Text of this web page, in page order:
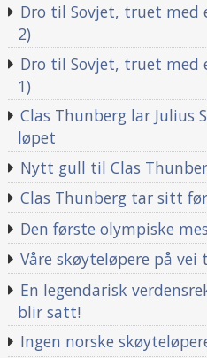
Dro til Sovjet, truet med
2)
Dro til Sovjet, truet med
1)
Clas Thunberg lar Julius
løpet
Nytt gull til Clas
Clas Thunberg tar sitt
Den første olympiske
Våre skøyteløpere på
En legendarisk
blir satt!
Ingen norske